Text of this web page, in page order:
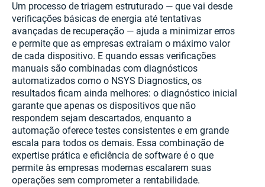
Um processo de triagem estruturado — que vai desde
verificações básicas de energia até tentativas
avançadas de recuperação — ajuda a minimizar erros
e permite que as empresas extraiam o máximo valor
de cada dispositivo. E quando essas verificações
manuais são combinadas com diagnósticos
automatizados como o NSYS Diagnostics, os
resultados ficam ainda melhores: o diagnóstico inicial
garante que apenas os dispositivos que não
respondem sejam descartados, enquanto a
automação oferece testes consistentes e em grande
escala para todos os demais. Essa combinação de
expertise prática e eficiência de software é o que
permite às empresas modernas escalarem suas
operações sem comprometer a rentabilidade.